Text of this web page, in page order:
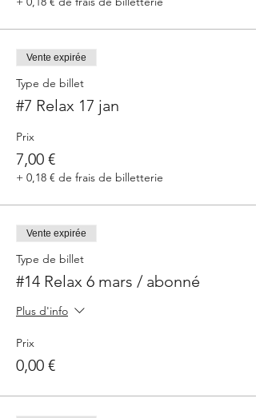
Vente expirée
Type de billet
#7 Relax 17 jan
Prix
7,00 €
+ 0,18 € de frais de billetterie
Vente expirée
Type de billet
#14 Relax 6 mars / abonné
Plus d'info
Prix
0,00 €